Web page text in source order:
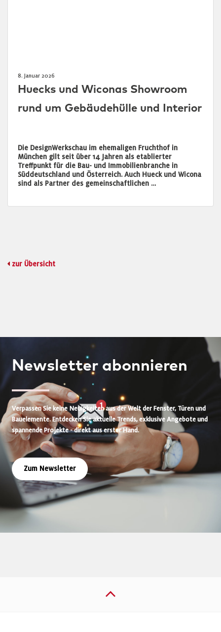
8. Januar 2026
Huecks und Wiconas Showroom
rund um Gebäudehülle und Interior
Die DesignWerkschau im ehemaligen Fruchthof in
München gilt seit über 14 Jahren als etablierter
Treffpunkt für die Bau- und Immobilienbranche in
Süddeutschland und Österreich. Auch Hueck und Wicona
sind als Partner des gemeinschaftlichen …
zur Übersicht
Newsletter abonnieren
Verpassen Sie keine Neuigkeiten aus der Welt der Fenster, Türen und
Bauelemente. Entdecken Sie aktuelle Trends, exklusive Angebote und
spannende Projekte - direkt aus erster Hand.
Zum Newsletter